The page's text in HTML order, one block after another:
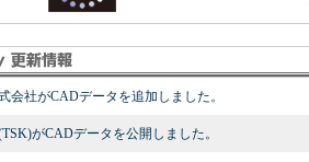
会社がCADデータを追加しました。
がCADデータを公開しました。